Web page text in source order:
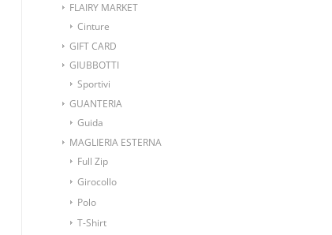
FLAIRY MARKET
Cinture
GIFT CARD
GIUBBOTTI
Sportivi
GUANTERIA
Guida
MAGLIERIA ESTERNA
Full Zip
Girocollo
Polo
T-Shirt